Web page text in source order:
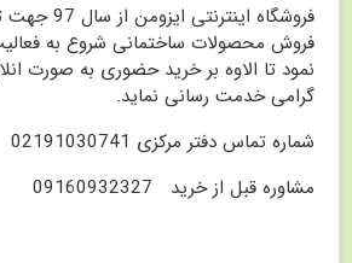
فروشگاه
فروش محصولات ساختمانی شروع به
نمود تا الاوه بر خرید حضوری به صورت
گرامی خدمت رسانی نماید.
شماره تماس دفتر مرکزی 02191030741
مشاوره قبل از خرید 09160932327